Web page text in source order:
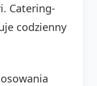
Catering-
codzienny